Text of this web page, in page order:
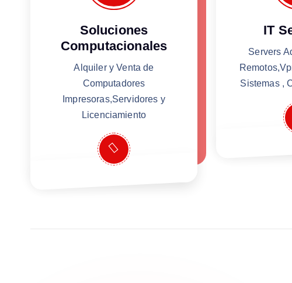
Soluciones
Computacionales
Alquiler y Venta de
Computadores
Impresoras,Servidores y
Licenciamiento
IT
Servers
Sistemas ,